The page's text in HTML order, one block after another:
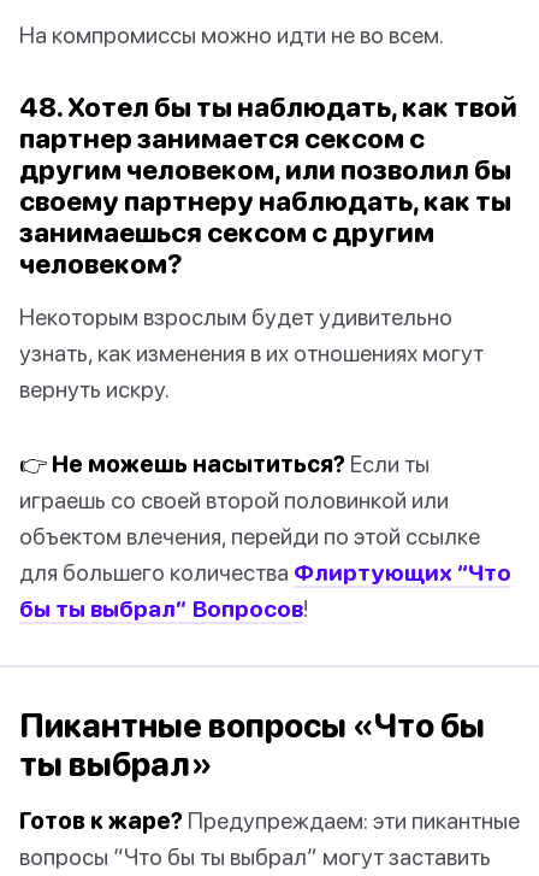
На компромиссы можно идти не во всем.
48. Хотел бы ты наблюдать, как твой
партнер занимается сексом с
другим человеком, или позволил бы
своему партнеру наблюдать, как ты
занимаешься сексом с другим
человеком?
Некоторым взрослым будет удивительно
узнать, как изменения в их отношениях могут
вернуть искру.
👉 Не можешь насытиться? Если ты
играешь со своей второй половинкой или
объектом влечения, перейди по этой ссылке
для большего количества Флиртующих “Что
бы ты выбрал” Вопросов!
Пикантные вопросы «Что бы
ты выбрал»
Готов к жаре? Предупреждаем: эти пикантные
вопросы “Что бы ты выбрал” могут заставить